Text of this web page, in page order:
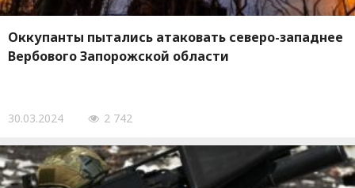
Оккупанты пытались атаковать северо-западнее
Вербового Запорожской области
30.03.2024 2 742